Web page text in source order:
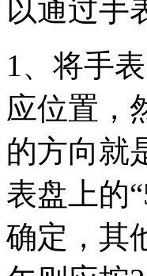
以通过手
1、将手
应位置，
的方向就
表盘上的
确定，其